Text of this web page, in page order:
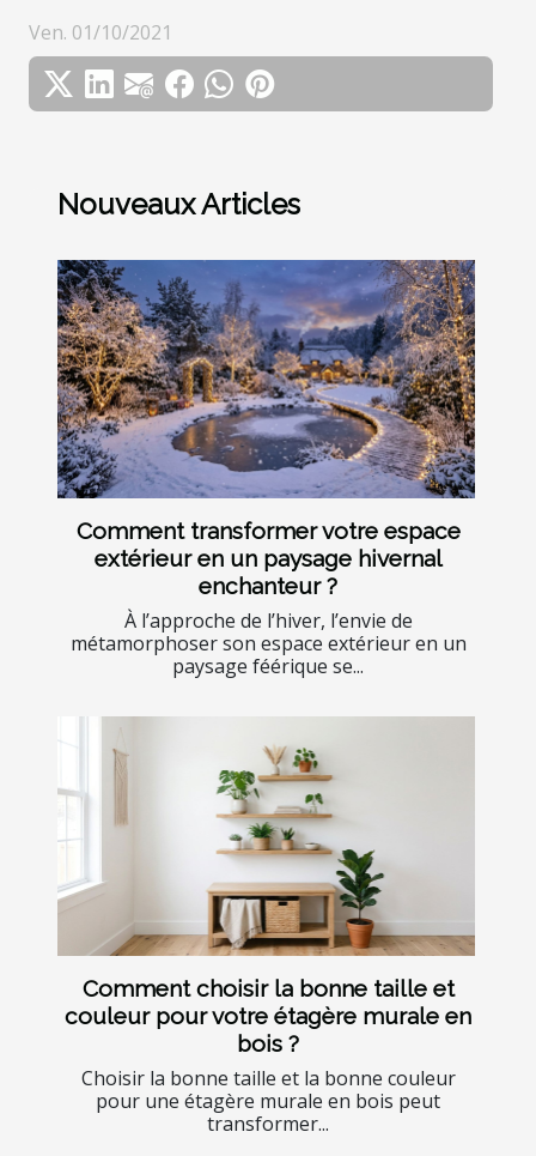
Ven. 01/10/2021
Nouveaux Articles
Comment transformer votre espace
extérieur en un paysage hivernal
enchanteur ?
À l’approche de l’hiver, l’envie de
métamorphoser son espace extérieur en un
paysage féérique se...
Comment choisir la bonne taille et
couleur pour votre étagère murale en
bois ?
Choisir la bonne taille et la bonne couleur
pour une étagère murale en bois peut
transformer...